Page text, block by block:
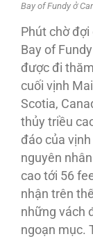
Bay of Fundy ở
Phút chờ
Bay of
được đi
cuối vịnh
Scotia,
thủy triều
đáo của
nguyên
cao tới 56
nhận trên
những vách
ngoạn mục.